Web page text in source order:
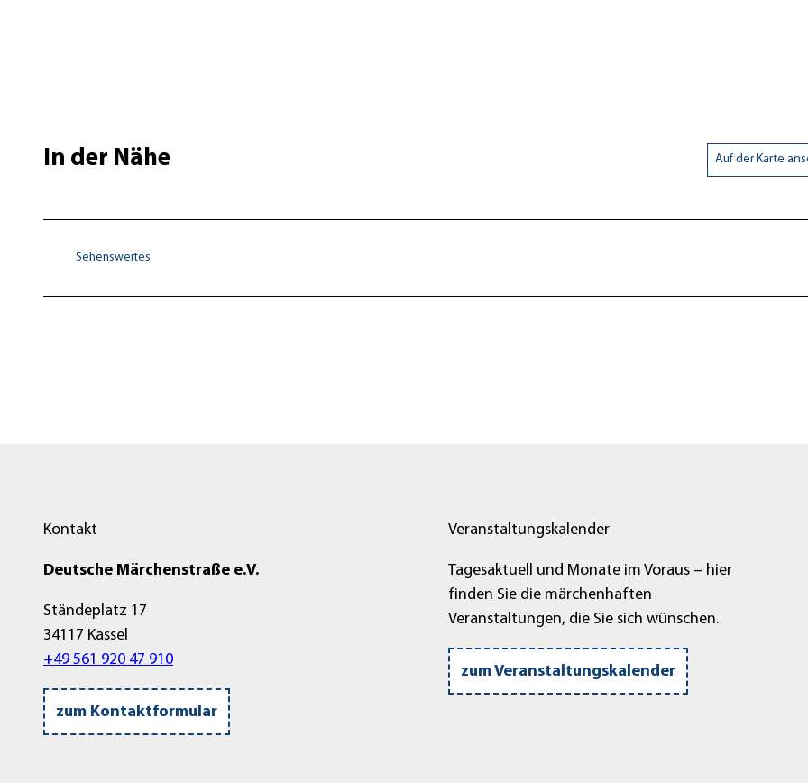
In der Nähe Auf der Karte
Sehenswertes
Kontakt
Deutsche Märchenstraße e.V.
Ständeplatz 17
34117 Kassel
+49 561 920 47 910
zum Kontaktformular
Veranstaltungskalender
Tagesaktuell und Monate im Voraus – hier
finden Sie die märchenhaften
Veranstaltungen, die Sie sich wünschen.
zum Veranstaltungskalender